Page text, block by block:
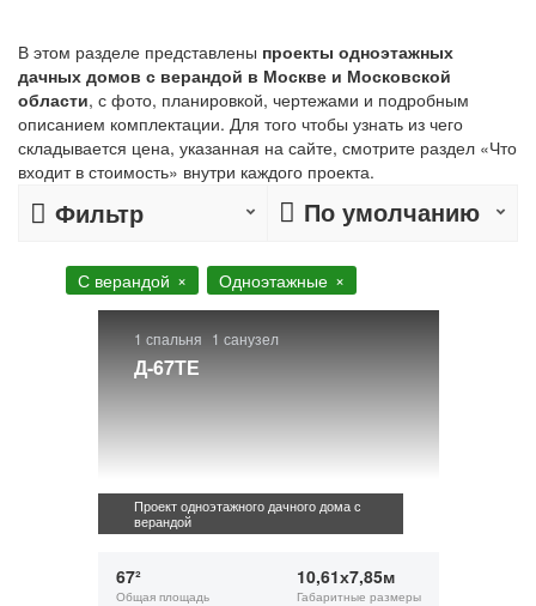
В этом разделе представлены проекты одноэтажных
дачных домов с верандой в Москве и Московской
области, с фото, планировкой, чертежами и подробным
описанием комплектации. Для того чтобы узнать из чего
складывается цена, указанная на сайте, смотрите раздел «Что
входит в стоимость» внутри каждого проекта.
Фильтр По умолчанию
С верандой Одноэтажные
1 спальня 1 санузел
Д-67ТЕ
Проект одноэтажного дачного дома с
верандой
67²
Общая площадь
10,61х7,85м
Габаритные размеры